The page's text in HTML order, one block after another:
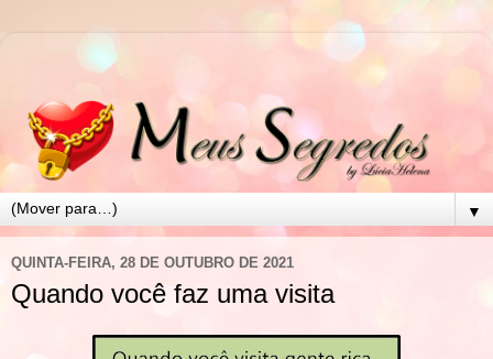
▼
QUINTA-FEIRA, 28 DE OUTUBRO DE 2021
Quando você faz uma visita